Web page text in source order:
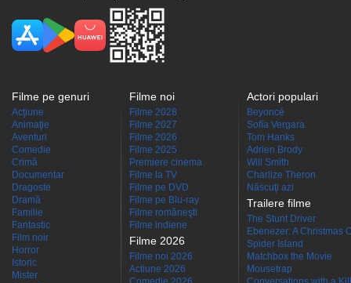
Filme pe genuri
Acţiune
Animaţie
Aventuri
Comedie
Crimă
Documentar
Dragoste
Dramă
Familie
Fantastic
Film noir
Horror
Istoric
Mister
Filme noi
Filme 2028
Filme 2027
Filme 2026
Filme 2025
Premiere cinema
Filme la TV
Filme pe DVD
Filme pe Blu-ray
Filme româneşti
Filme indiene
Filme 2026
Filme noi 2026
Actiune 2026
Actori populari
Beyoncé
Sofía Vergara
Tom Hanks
Adrien Brody
Will Smith
Charlize Theron
Născuţi azi
Trailere filme
The Stunt Driver
Ebenezer: A Christmas
Spider Island
Matchbox the Movie
Mousetrap